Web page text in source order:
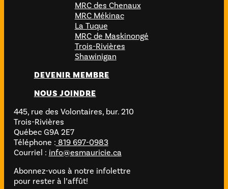
MRC des Chenaux
MRC Mékinac
La Tuque
MRC de Maskinongé
Trois-Rivières
Shawinigan
DEVENIR MEMBRE
NOUS JOINDRE
445, rue des Volontaires, bur. 210
Trois-Rivières
Québec G9A 2E7
Téléphone : 819 697-0983
Courriel : info@esmauricie.ca
Abonnez-vous à notre infolettre
pour rester à l’affût!